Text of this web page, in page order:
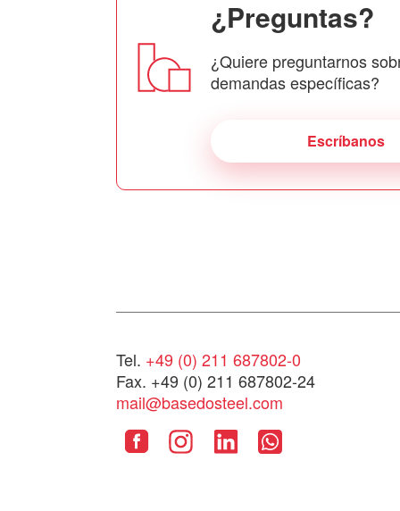
¿Preguntas?
¿Quiere preguntarnos
demandas específicas?
Escríbanos
Tel. +49 (0) 211 687802-0
Fax. +49 (0) 211 687802-24
mail@basedosteel.com